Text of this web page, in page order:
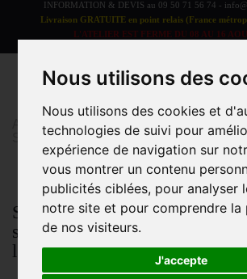
Nous utilisons des
Nous utilisons des cookies et
technologies de suivi pour
expérience de navigation sur
vous montrer un contenu
publicités ciblées, pour analyser
notre site et pour comprendre la
de nos visiteurs.
J'accepte
INFORMATION & DEVIS au 09 50 71 56 74 -
Livraison GRATUITE en point relais (France
L'ATELIER EST FERME DU 08 AU 16
Accueil > Linge de bain > LINGE DE
Serviette invité
Sélection haut de gamme de
serviettes invités à
l'infini